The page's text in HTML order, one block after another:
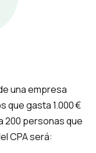
una empresa
que gasta 1.000 €
200 personas que
CPA será: